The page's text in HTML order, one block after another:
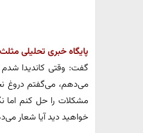
پایگاه خبری تحلیلی مثلث
گفت: وقتی کاندیدا
می‌دهم، می‌گفتم دروغ
مشکلات را حل کنم اما
خواهید دید آیا شعار